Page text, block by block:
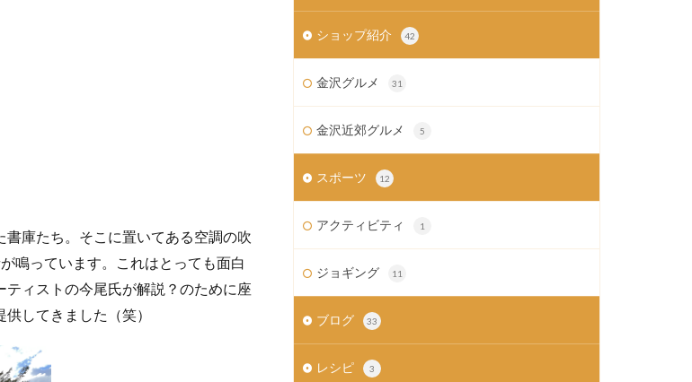
庫たち。そこに置いてある空調の吹
鳴っています。これはとっても面白
ィストの今尾氏が解説？のために座
してきました（笑）
ショップ紹介 42
金沢グルメ 31
金沢近郊グルメ 5
スポーツ 12
アクティビティ 1
ジョギング 11
ブログ 33
レシピ 3